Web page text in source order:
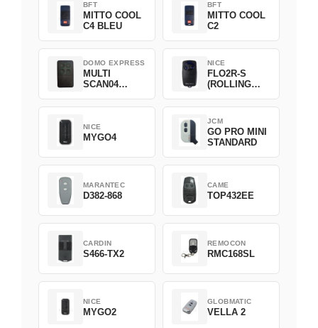
BFT
MITTO COOL
C4 BLEU
BFT
MITTO COOL
C2
DOMO EXPRESS
MULTI
SCAN04
NICE
FLO2R-S
(ROLLING
NICE
MYGO4
JCM
GO PRO MINI
STANDARD
MARANTEC
D382-868
CAME
TOP432EE
CARDIN
S466-TX2
REMOCON
RMC168SL
NICE
MYGO2
GLOBMATIC
VELLA 2